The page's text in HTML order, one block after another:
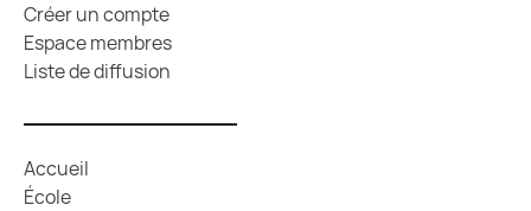
Créer un compte
Espace membres
Liste de diffusion
Accueil
École